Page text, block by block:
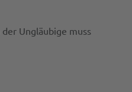
Ungläubige muss